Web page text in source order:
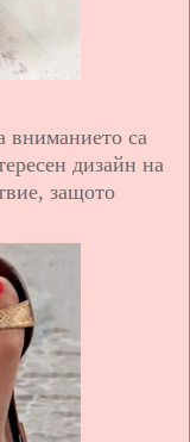
вниманието са
дизайн на
защото